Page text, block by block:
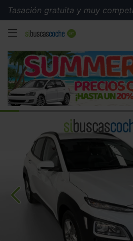
gratuita y muy competitiva al
MENÚ